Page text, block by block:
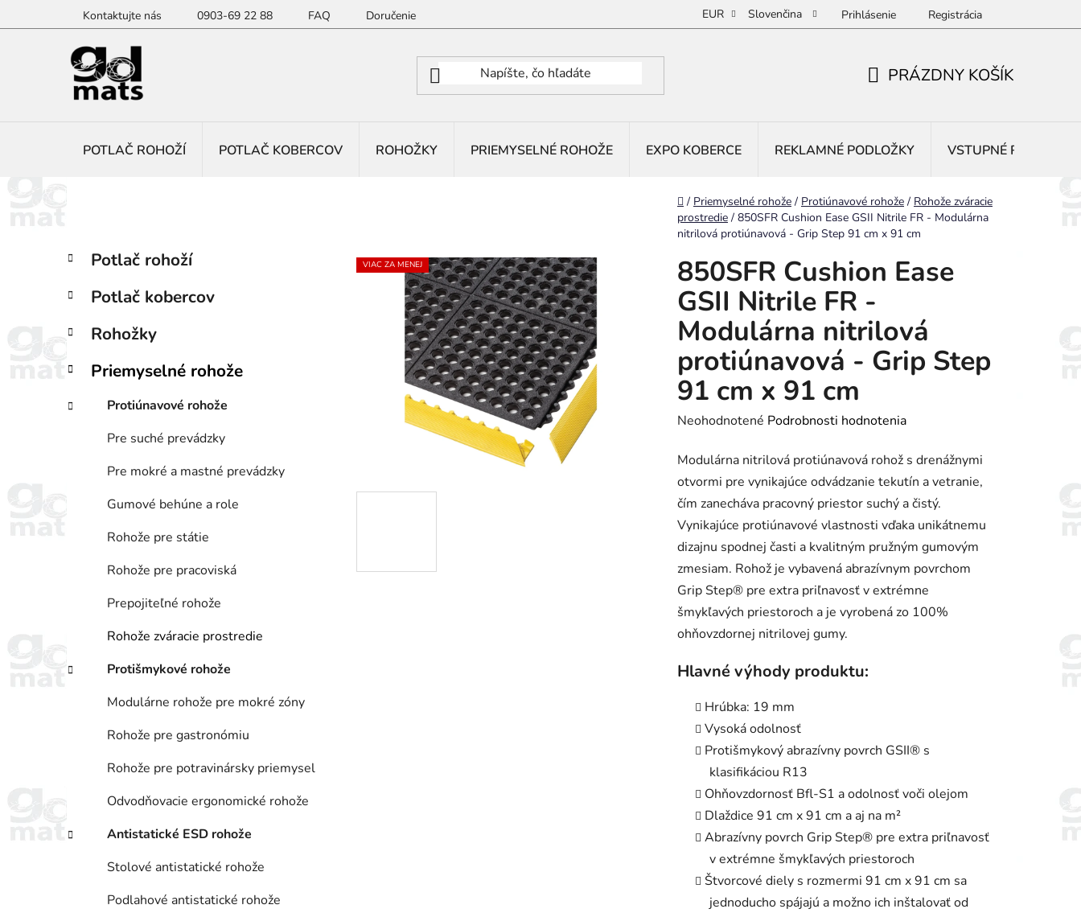
na
Kontaktujte nás 0903-69 22 88 FAQ Doručenie EUR Slovenčina Prihlásenie Registrácia
PRÁZDNY KOŠÍK
POTLAČ ROHOŽÍ POTLAČ KOBERCOV ROHOŽKY PRIEMYSELNÉ ROHOŽE EXPO KOBERCE REKLAMNÉ PODLOŽKY VSTUPNÉ ROHOŽE
Domov
/ Priemyselné rohože / Protiúnavové rohože / Rohože zváracie
prostredie / 850SFR Cushion Ease GSII Nitrile FR - Modulárna
nitrilová protiúnavová - Grip Step 91 cm x 91 cm
B
č
ý
a
n
e
Preskočiť
kategórie
K
a
e
ó
i
Potlač rohoží
Potlač kobercov
Rohožky
Priemyselné rohože
Protiúnavové rohože
Pre suché prevádzky
Pre mokré a mastné prevádzky
Gumové behúne a role
Rohože pre státie
Rohože pre pracoviská
Prepojiteľné rohože
Rohože zváracie prostredie
Protišmykové rohože
Modulárne rohože pre mokré zóny
Rohože pre gastronómiu
Rohože pre potravinársky priemysel
Odvodňovacie ergonomické rohože
Antistatické ESD rohože
Stolové antistatické rohože
Podlahové antistatické rohože
850SFR Cushion Ease
GSII Nitrile FR -
Modulárna nitrilová
protiúnavová - Grip Step
91 cm x 91 cm
Priemerné
produktu
je
0,0
z
5
hviezdičiek.
Neohodnotené Podrobnosti hodnotenia
Modulárna nitrilová protiúnavová rohož s drenážnymi
otvormi pre vynikajúce odvádzanie tekutín a vetranie,
čím zanecháva pracovný priestor suchý a čistý.
Vynikajúce protiúnavové vlastnosti vďaka unikátnemu
dizajnu spodnej časti a kvalitným pružným gumovým
zmesiam. Rohož je vybavená abrazívnym povrchom
Grip Step® pre extra priľnavosť v extrémne
šmykľavých priestoroch a je vyrobená zo 100%
ohňovzdornej nitrilovej gumy.
Hlavné výhody produktu:
Hrúbka: 19 mm
Vysoká odolnosť
Protišmykový abrazívny povrch GSII® s
klasifikáciou R13
Ohňovzdornosť Bfl-S1 a odolnosť voči olejom
Dlaždice 91 cm x 91 cm a aj na m²
Abrazívny povrch Grip Step® pre extra priľnavosť
v extrémne šmykľavých priestoroch
Štvorcové diely s rozmermi 91 cm x 91 cm sa
jednoducho spájajú a možno ich inštalovať od
VIAC ZA MENEJ